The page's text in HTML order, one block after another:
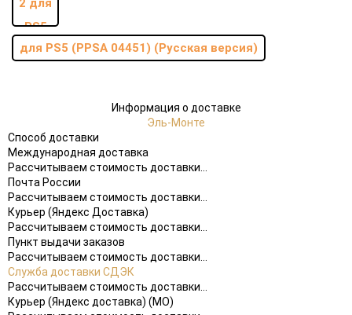
для PS5 (PPSA 04451) (Русская версия)
Информация о доставке
Эль-Монте
Способ доставки
Международная доставка
Рассчитываем стоимость доставки...
Почта России
Рассчитываем стоимость доставки...
Курьер (Яндекс Доставка)
Рассчитываем стоимость доставки...
Пункт выдачи заказов
Рассчитываем стоимость доставки...
Служба доставки СДЭК
Рассчитываем стоимость доставки...
Курьер (Яндекс доставка) (МО)